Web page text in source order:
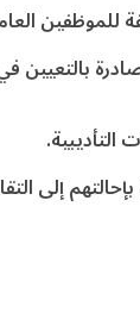
بالتعيين
إلى